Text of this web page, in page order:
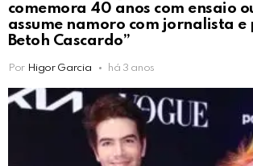
comemora 40 anos com ensaio
assume namoro com jornalista
Betoh Cascardo”
Por Higor Garcia há 3 anos